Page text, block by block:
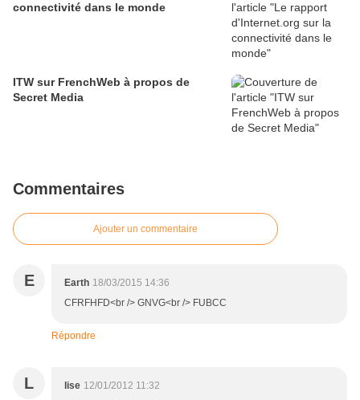
connectivité dans le monde
ITW sur FrenchWeb à propos de
Secret Media
Commentaires
Ajouter un commentaire
E Earth 18/03/2015 14:36
CFRFHFD<br /> GNVG<br /> FUBCC
Répondre
L lise 12/01/2012 11:32